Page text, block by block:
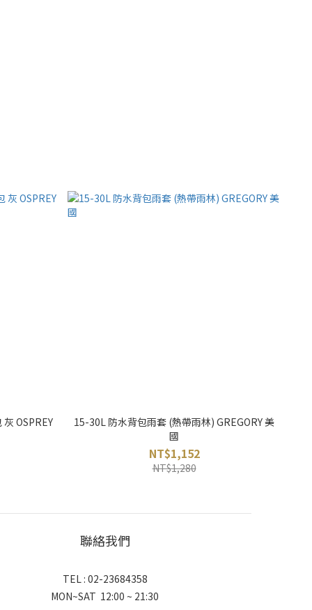
OSPREY
15-30L 防水背包雨套 (熱帶雨林) GREGORY 美
國
NT$1,152
NT$1,280
聯絡我們
TEL : 02-23684358
MON~SAT 12:00 ~ 21:30